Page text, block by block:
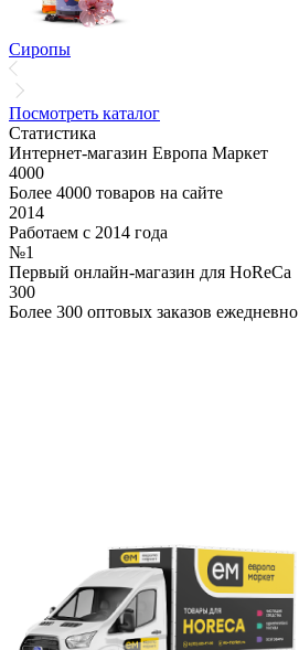
Сиропы
Посмотреть каталог
Статистика
Интернет-магазин Европа Маркет
4000
Более 4000 товаров на сайте
2014
Работаем с 2014 года
№1
Первый онлайн-магазин для HoReCa
300
Более 300 оптовых заказов ежедневно